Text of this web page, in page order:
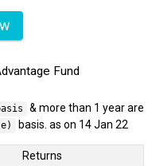
Fund
& more than 1 year are
basis. as on 14 Jan 22
Returns